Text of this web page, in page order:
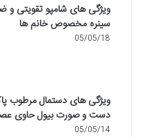
ویژگی های شامپو تقویتی
سینره مخصوص خانم ها
05/05/18
ویژگی های دستمال مرطوب
دست و صورت بیول حاوی
05/05/14